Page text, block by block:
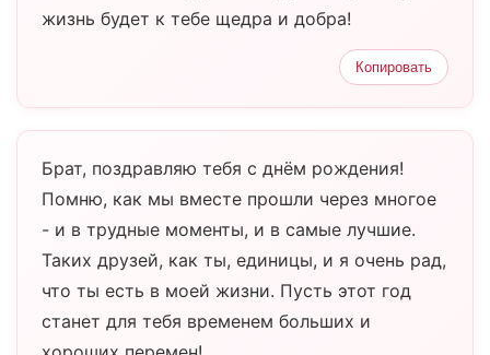
жизнь будет к тебе щедра и добра!
Копировать
Брат, поздравляю тебя с днём рождения!
Помню, как мы вместе прошли через многое
- и в трудные моменты, и в самые лучшие.
Таких друзей, как ты, единицы, и я очень рад,
что ты есть в моей жизни. Пусть этот год
станет для тебя временем больших и